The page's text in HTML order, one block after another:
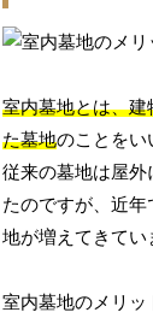
室内墓地とは、
た墓地のことをい
従来の墓地は屋外
たのですが、近
地が増えてきてい
室内墓地のメリ